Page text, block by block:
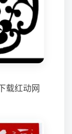
载红动网